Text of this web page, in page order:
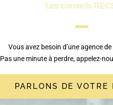
Les conseils
Vous avez besoin d’une agence
Pas une minute à perdre, appelez-
PARLONS DE VOTRE